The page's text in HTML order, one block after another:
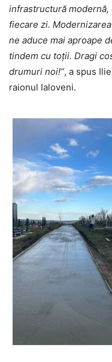
infrastructură
fiecare zi.
ne aduce mai aproape
tindem cu toții. Dragi
drumuri noi!”, a spus
raionul Ialoveni.